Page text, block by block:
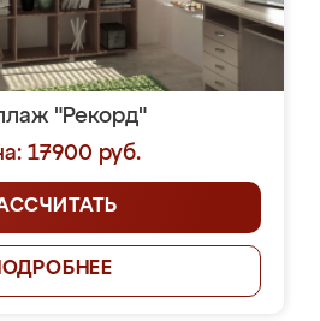
"Рекорд"
17900 руб.